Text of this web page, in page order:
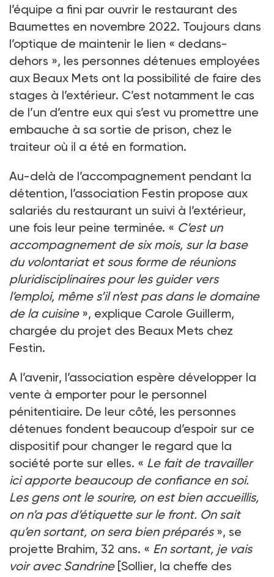
l’équipe a fini par ouvrir le restaurant des
Baumettes en novembre 2022. Toujours dans
l’optique de maintenir le lien « dedans-
dehors », les personnes détenues employées
aux Beaux Mets ont la possibilité de faire des
stages à l’extérieur. C’est notamment le cas
de l’un d’entre eux qui s’est vu promettre une
embauche à sa sortie de prison, chez le
traiteur où il a été en formation.
Au-delà de l’accompagnement pendant la
détention, l’association Festin propose aux
salariés du restaurant un suivi à l’extérieur,
une fois leur peine terminée. « C’est un
accompagnement de six mois, sur la base
du volontariat et sous forme de réunions
pluridisciplinaires pour les guider vers
l’emploi, même s’il n’est pas dans le domaine
de la cuisine», explique Carole Guillerm,
chargée du projet des Beaux Mets chez
Festin.
A l’avenir, l’association espère développer la
vente à emporter pour le personnel
pénitentiaire. De leur côté, les personnes
détenues fondent beaucoup d’espoir sur ce
dispositif pour changer le regard que la
société porte sur elles. « Le fait de travailler
ici apporte beaucoup de confiance en soi.
Les gens ont le sourire, on est bien accueillis,
on n’a pas d’étiquette sur le front. On sait
qu’en sortant, on sera bien préparés», se
projette Brahim, 32 ans. « En sortant, je vais
voir avec Sandrine[Sollier, la cheffe des